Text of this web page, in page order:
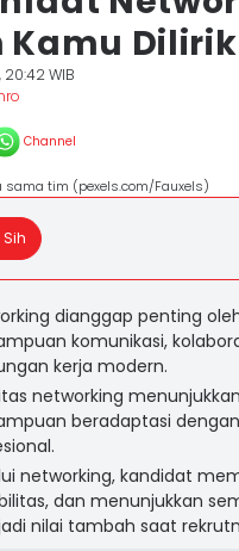
Kamu
WIB
Channel
tim (pexels.com/Fauxels)
dianggap penting
komunikasi,
kerja modern.
networking
beradaptasi
networking, kandidat
dan menunjukkan
nilai tambah saat